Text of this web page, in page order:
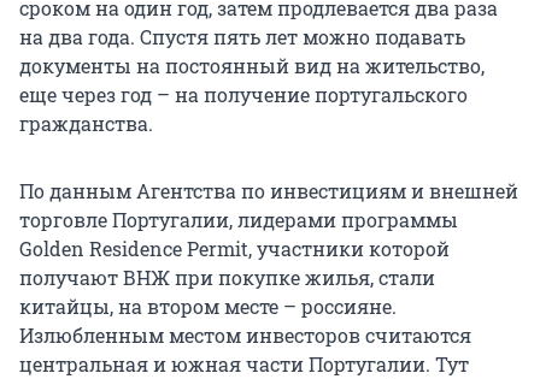
сроком на один год, затем продлевается два раза
на два года. Спустя пять лет можно подавать
документы на постоянный вид на жительство,
еще через год – на получение португальского
гражданства.
По данным Агентства по инвестициям и внешней
торговле Португалии, лидерами программы
Golden Residence Permit, участники которой
получают ВНЖ при покупке жилья, стали
китайцы, на втором месте – россияне.
Излюбленным местом инвесторов считаются
центральная и южная части Португалии. Тут